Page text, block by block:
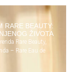
RARE BEAUTY:
ŽIVOTA
Rare Beauty,
– Rare Eau de